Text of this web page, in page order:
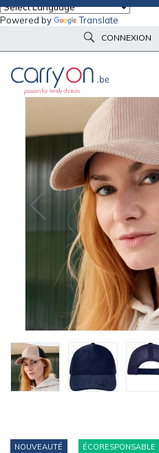
Powered by Translate
CONNEXION
PELUCHES & GOODIES
VÊTEMENTSDE TRAVAIL
& HIGH-TECH
PARAPLUIES& BAGAGERIE
VÊTEMENTSD’IMAGE
VÊTEMENTS D'IMAGE
MAISON
NOUVEAUTÉS
RESPONSABLE
L'ENTREPRISE
SERVICES
FOIRES ET ÉVÉNEMENTS
TECHNIQUES MARQUAGE
Vêtements d’image
Casquette velours côtelé bio Unisexe
NOUVEAUTÉ ÉCORESPONSABLE